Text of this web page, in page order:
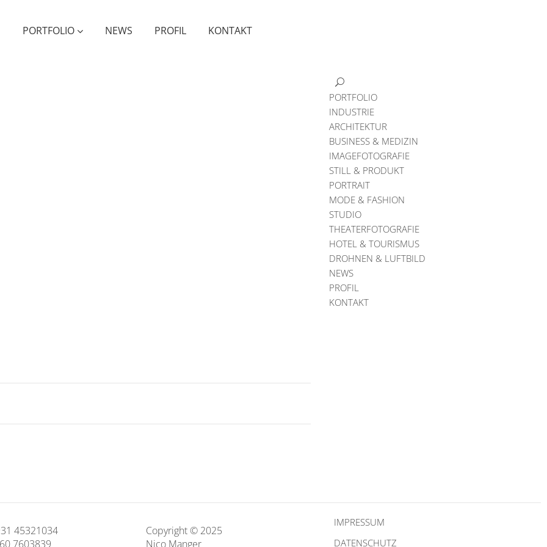
PORTFOLIO NEWS PROFIL KONTAKT
PORTFOLIO
INDUSTRIE
ARCHITEKTUR
BUSINESS & MEDIZIN
IMAGEFOTOGRAFIE
STILL & PRODUKT
PORTRAIT
MODE & FASHION
STUDIO
THEATERFOTOGRAFIE
HOTEL & TOURISMUS
DROHNEN & LUFTBILD
NEWS
PROFIL
KONTAKT
45321034
7603839
Copyright © 2025
Nico Manger
IMPRESSUM
DATENSCHUTZ